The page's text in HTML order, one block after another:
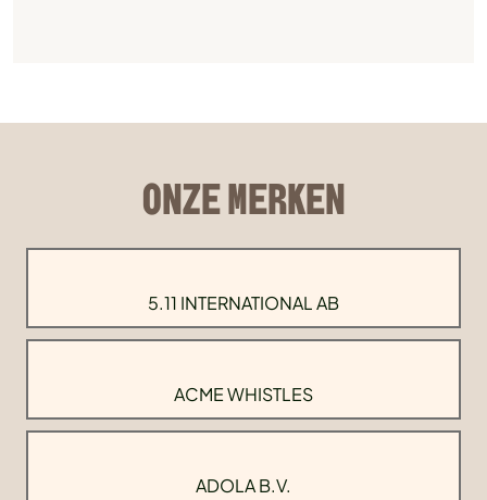
ONZE MERKEN
5.11 INTERNATIONAL AB
ACME WHISTLES
ADOLA B.V.